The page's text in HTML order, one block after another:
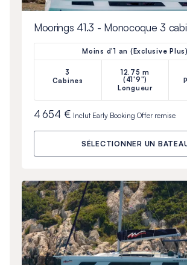
Moorings 41.3 - Monocoque 3
Moins d'1 an (Exclusive Plus)
3
Cabines
12.75 m
(41'9")
Longueur
4 654 € Inclut Early Booking Offerremise
SÉLECTIONNER UN